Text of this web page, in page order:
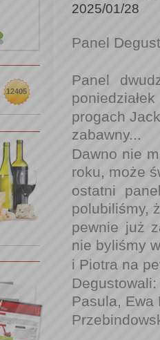
12405
2025/01/28
Panel
Panel
progach
zabawny...
Dawno nie
roku, może
ostatni
polubiliśmy,
pewnie już
nie byliśmy
i Piotra na
Pasula, Ewa